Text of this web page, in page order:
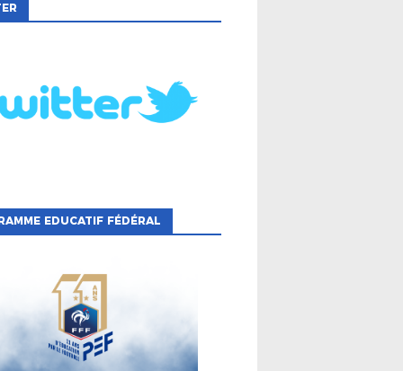
EDUCATIF FÉDÉRAL